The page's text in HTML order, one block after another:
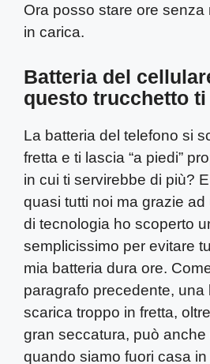
Ora posso stare ore senza
in carica.
Batteria del
questo trucchetto
La batteria del telefono si
fretta e ti lascia “a piedi”
in cui ti servirebbe di più?
quasi tutti noi ma grazie
di tecnologia ho scoperto
semplicissimo per evitare
mia batteria dura ore.
paragrafo precedente, una
scarica troppo in fretta,
gran seccatura, può anche
quando siamo fuori casa